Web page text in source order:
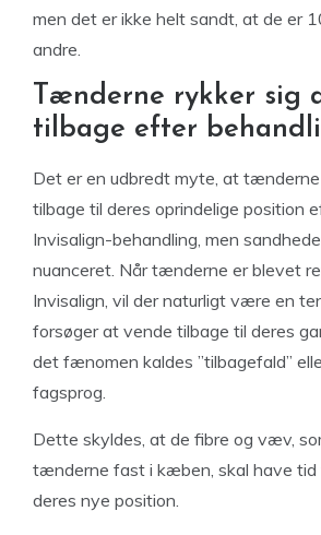
men det er ikke helt sandt, at de er
andre.
Tænderne rykker sig
tilbage efter
Det er en udbredt myte, at
tilbage til deres oprindelige position
Invisalign-behandling, men
nuanceret. Når tænderne er blevet
Invisalign, vil der naturligt være en
forsøger at vende tilbage til deres
det fænomen kaldes ”tilbagefald”
fagsprog.
Dette skyldes, at de fibre og væv,
tænderne fast i kæben, skal have tid
deres nye position.